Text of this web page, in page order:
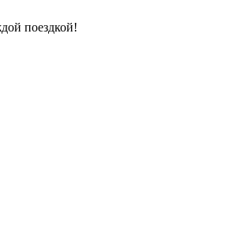
поездкой!